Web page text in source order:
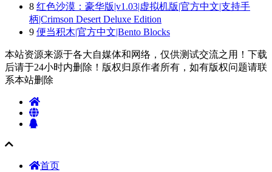
8 红色沙漠：豪华版|v1.03|虚拟机版|官方中文|支持手
柄|Crimson Desert Deluxe Edition
9 便当积木|官方中文|Bento Blocks
本站资源来源于各大自媒体和网络，仅供测试交流之用！下载
后请于24小时内删除！版权归原作者所有，如有版权问题请联
系本站删除
首页